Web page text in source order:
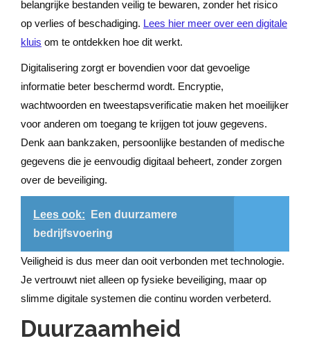
belangrijke bestanden veilig te bewaren, zonder het risico
op verlies of beschadiging. Lees hier meer over een digitale
kluis om te ontdekken hoe dit werkt.
Digitalisering zorgt er bovendien voor dat gevoelige
informatie beter beschermd wordt. Encryptie,
wachtwoorden en tweestapsverificatie maken het moeilijker
voor anderen om toegang te krijgen tot jouw gegevens.
Denk aan bankzaken, persoonlijke bestanden of medische
gegevens die je eenvoudig digitaal beheert, zonder zorgen
over de beveiliging.
Lees ook:
Een duurzamere
bedrijfsvoering
Veiligheid is dus meer dan ooit verbonden met technologie.
Je vertrouwt niet alleen op fysieke beveiliging, maar op
slimme digitale systemen die continu worden verbeterd.
Duurzaamheid